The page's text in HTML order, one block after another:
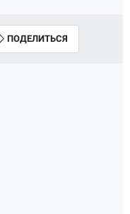
ПОДЕЛИТЬСЯ